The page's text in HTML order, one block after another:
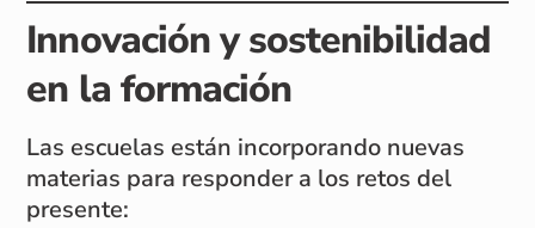
Innovación y sostenibilidad
en la formación
Las escuelas están incorporando nuevas
materias para responder a los retos del
presente: